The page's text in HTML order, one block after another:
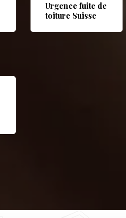
Urgence fuite de
toiture Suisse